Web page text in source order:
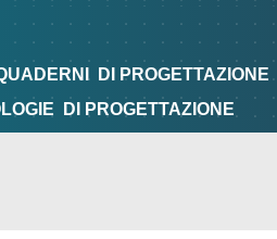
TIPS&TRICKS METODOLOGIE
DI PROGETTAZIONE
DI PROGETTAZIONE